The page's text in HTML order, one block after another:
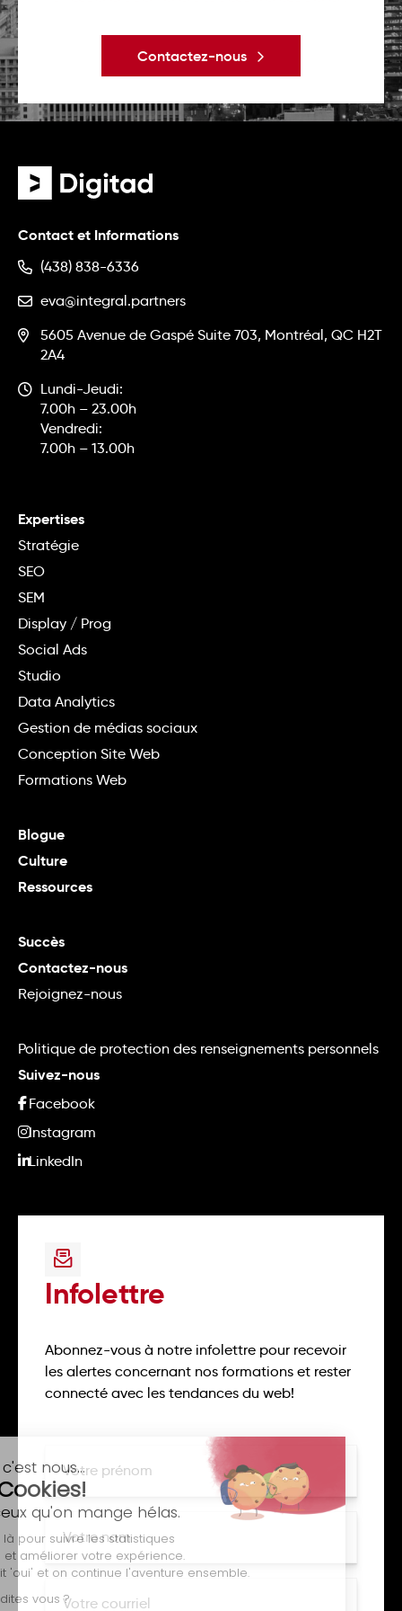
Contactez-nous
Contact et Informations
(438) 838-6336
eva@integral.partners
5605 Avenue de Gaspé Suite 703, Montréal, QC H2T
2A4
Lundi-Jeudi:
7.00h – 23.00h
Vendredi:
7.00h – 13.00h
Expertises
Stratégie
SEO
SEM
Display / Prog
Social Ads
Studio
Data Analytics
Gestion de médias sociaux
Conception Site Web
Formations Web
Blogue
Culture
Ressources
Succès
Contactez-nous
Rejoignez-nous
Politique de protection des renseignements personnels
Suivez-nous
Facebook
Instagram
LinkedIn
Infolettre
Abonnez-vous à notre infolettre pour recevoir
les alertes concernant nos formations et rester
connecté avec les tendances du web!